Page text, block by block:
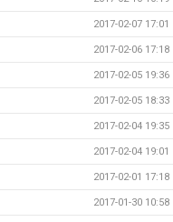
2017-02-07 17:01
2017-02-06 17:18
2017-02-05 19:36
2017-02-05 18:33
2017-02-04 19:35
2017-02-04 19:01
2017-02-01 17:18
2017-01-30 10:58